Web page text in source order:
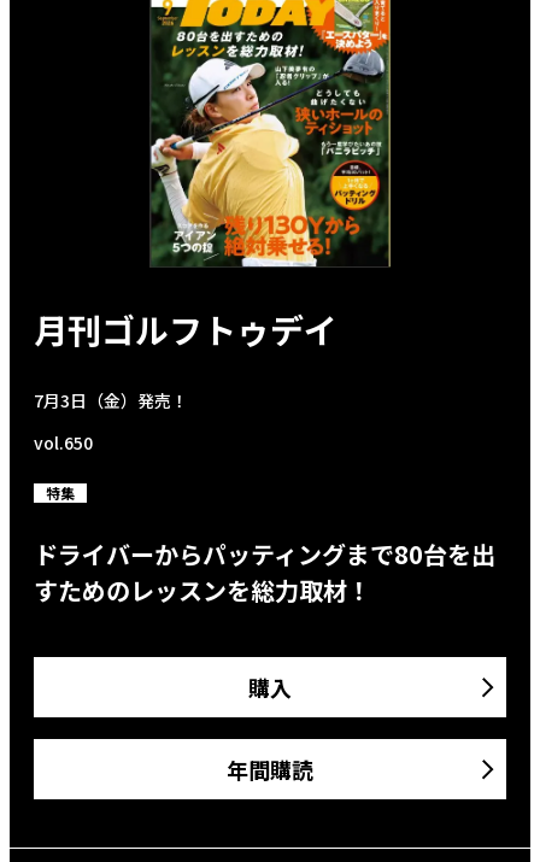
月刊ゴルフトゥデイ
7月3日（金）発売！
vol.650
特集
ドライバーからパッティングまで80台を出
すためのレッスンを総力取材！
購入
年間購読